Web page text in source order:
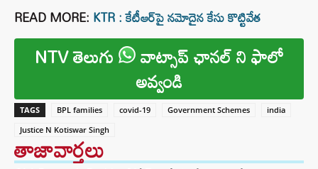
READ MORE: KTR : కేటీఆర్‌పై నమోదైన కేసు కొట్టివేత
NTV తెలుగు వాట్సాప్ ఛానల్ ని ఫాలో
అవ్వండి
TAGS BPL families covid-19 Government Schemes
india
Justice N Kotiswar Singh
తాజావార్తలు